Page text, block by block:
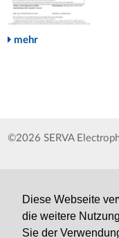
Diese Webseite
die weitere
Sie der
mehr
©2026 SERVA
Impressum